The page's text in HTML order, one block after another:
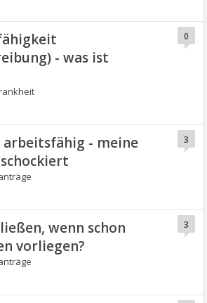
- was ist
0
arbeitsfähig - meine
3
wenn schon
vorliegen?
3